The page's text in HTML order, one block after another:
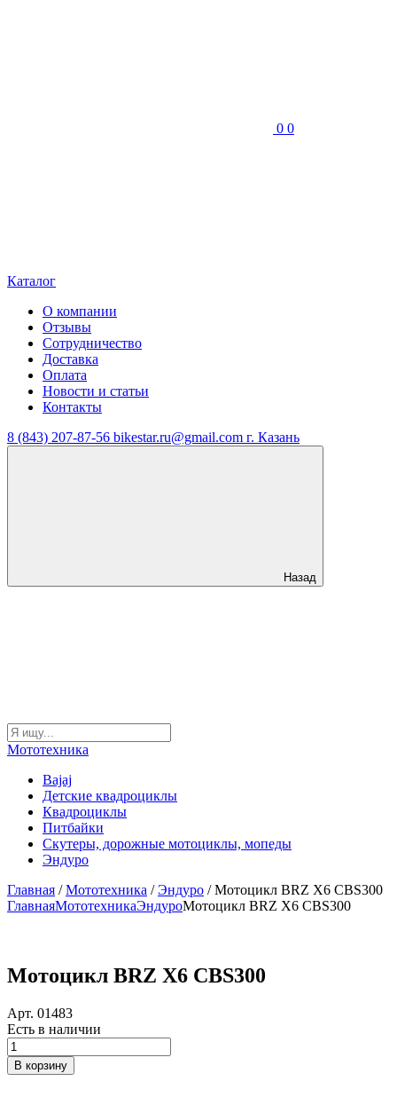
0 0
Каталог
О компании
Отзывы
Сотрудничество
Доставка
Оплата
Новости и статьи
Контакты
8 (843) 207-87-56 bikestar.ru@gmail.com г. Казань
Назад
Мототехника
Bajaj
Детские квадроциклы
Квадроциклы
Питбайки
Скутеры, дорожные мотоциклы, мопеды
Эндуро
Главная /Мототехника /Эндуро / Мотоцикл BRZ X6 CBS300
ГлавнаяМототехникаЭндуроМотоцикл BRZ X6 CBS300
Мотоцикл BRZ X6 CBS300
Арт. 01483
Есть в наличии
Количество
товара
Мотоцикл
В корзину